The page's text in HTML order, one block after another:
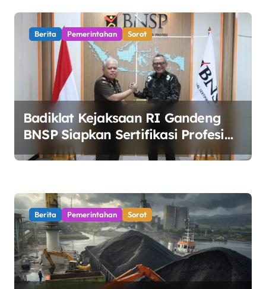
Berita Pemerintahan Sorot
Badiklat Kejaksaan RI Gandeng
BNSP Siapkan Sertifikasi Profesi
Jaksa
Berita Pemerintahan Sorot